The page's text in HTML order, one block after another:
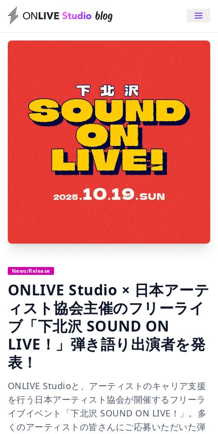
News/Release
ONLIVE Studio × 日本アーテ
ィスト協会主催のフリーライ
ブ「下北沢 SOUND ON
LIVE！」弾き語り出演者を発
表！
ONLIVE Studioと、アーティストのキャリア支援
を行う日本アーティスト協会が開催するフリーラ
イブイベント「下北沢 SOUND ON LIVE！」。多
くのアーティストの皆さんにご応募いただいた弾